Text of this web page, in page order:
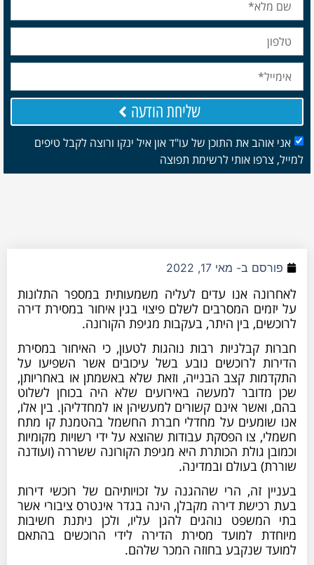
אני אוהב את התוכן של עו"ד און איל ינקו ורוצה לקבל טיפים
למייל, צרפו אותי לרשימת תפוצה
שליחת הודעה
פורסם ב- מאי 17, 2022
לאחרונה אנו עדים לעליה משמעותית במספר התלונות
על יזמים המסרבים לשלם פיצוי בגין איחור במסירת דירה
לרוכשים, בין היתר, בעקבות מגיפת הקורונה.
חברות קבלניות רבות נוהגות לטעון, כי האיחור במסירת
הדירות לרוכשים נובע בשל עיכובים אשר השפיעו על
התקדמות קצב הבנייה, וזאת שלא באשמתן או באחריותן,
שכן מדובר למעשה באירועים שלא היה בכוחן לשלוט
בהם, ואשר אינם קשורים למעשיהן או למחדליהן. בין אלו,
אנו שומעים על מחדלי חברת החשמל בהטמנת קו מתח
חשמלי, צו הפסקת עבודות שהוצא על ידי רשויות מקומיות
וכמובן גולת הכותרת היא מגיפת הקורונה ששררה (ועודנה
שוררת) בעולם ובמדינה.
בעניין זה, הרי שההגנה על זכויותיהם של רוכשי דירות
בעת רכישת דירה מקבלן, הינה בגדר אינטרס ציבורי אשר
בתי המשפט נוהגים להגן עליו, ולכן ניתנת חשיבות
מיוחדת למועד מסירת הדירה לידי הרוכשים בהתאם
למועד שנקבע בחוזה המכר שלהם.